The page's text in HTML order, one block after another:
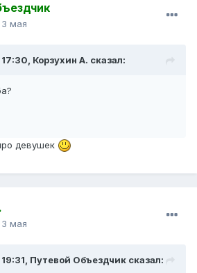
3 мая
Корзухин А. сказал:
девушек
3 мая
Путевой Объездчик сказал: